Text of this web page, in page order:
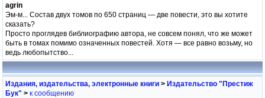
agrin
Эм-м... Состав двух томов по 650 страниц — две повести, это вы хотите
сказать?
Просто проглядев библиографию автора, не совсем понял, что же может
быть в томах помимо означенных повестей. Хотя — все равно возьму, но
ведь любопытство...
Издания, издательства, электронные книги > Издательство "Престиж
Бук" > к сообщению